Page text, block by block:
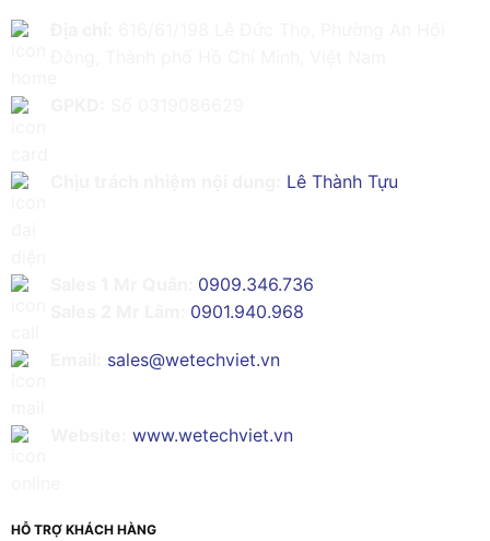
Lê Thành Tựu
0909.346.736
0901.940.968
sales@wetechviet.vn
www.wetechviet.vn
HỖ TRỢ KHÁCH HÀNG